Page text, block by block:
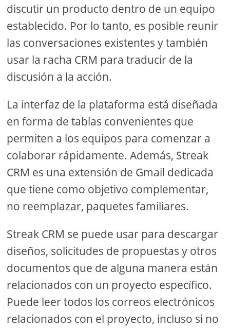
discutir un producto dentro de un equipo
establecido. Por lo tanto, es posible reunir
las conversaciones existentes y también
usar la racha CRM para traducir de la
discusión a la acción.
La interfaz de la plataforma está diseñada
en forma de tablas convenientes que
permiten a los equipos para comenzar a
colaborar rápidamente. Además, Streak
CRM es una extensión de Gmail dedicada
que tiene como objetivo complementar,
no reemplazar, paquetes familiares.
Streak CRM se puede usar para descargar
diseños, solicitudes de propuestas y otros
documentos que de alguna manera están
relacionados con un proyecto específico.
Puede leer todos los correos electrónicos
relacionados con el proyecto, incluso si no